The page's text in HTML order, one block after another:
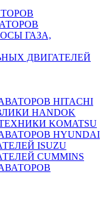
ГАЗА,
ДВИГАТЕЛЕЙ
HITACHI
HANDOK
KOMATSU
HYUNDAI
ISUZU
CUMMINS